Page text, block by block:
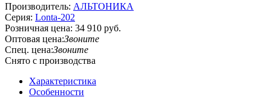
Производитель: АЛЬТОНИКА
Серия: Lonta-202
Розничная цена: 34 910 руб.
Оптовая цена:Звоните
Спец. цена:Звоните
Снято с производства
Характеристика
Особенности